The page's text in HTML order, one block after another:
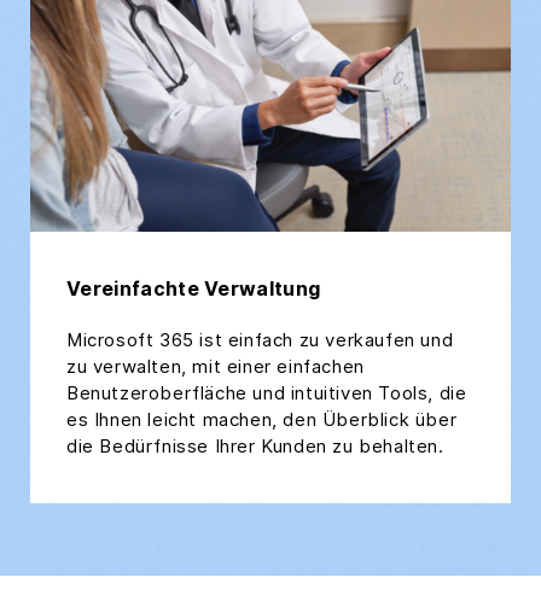
Vereinfachte Verwaltung
Microsoft 365 ist einfach zu verkaufen und
zu verwalten, mit einer einfachen
Benutzeroberfläche und intuitiven Tools, die
es Ihnen leicht machen, den Überblick über
die Bedürfnisse Ihrer Kunden zu behalten.